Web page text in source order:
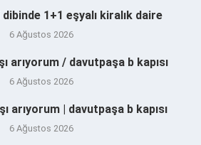
dibinde 1+1 eşyalı kiralık daire
6 Ağustos 2026
arıyorum / davutpaşa b kapısı
6 Ağustos 2026
arıyorum | davutpaşa b kapısı
6 Ağustos 2026